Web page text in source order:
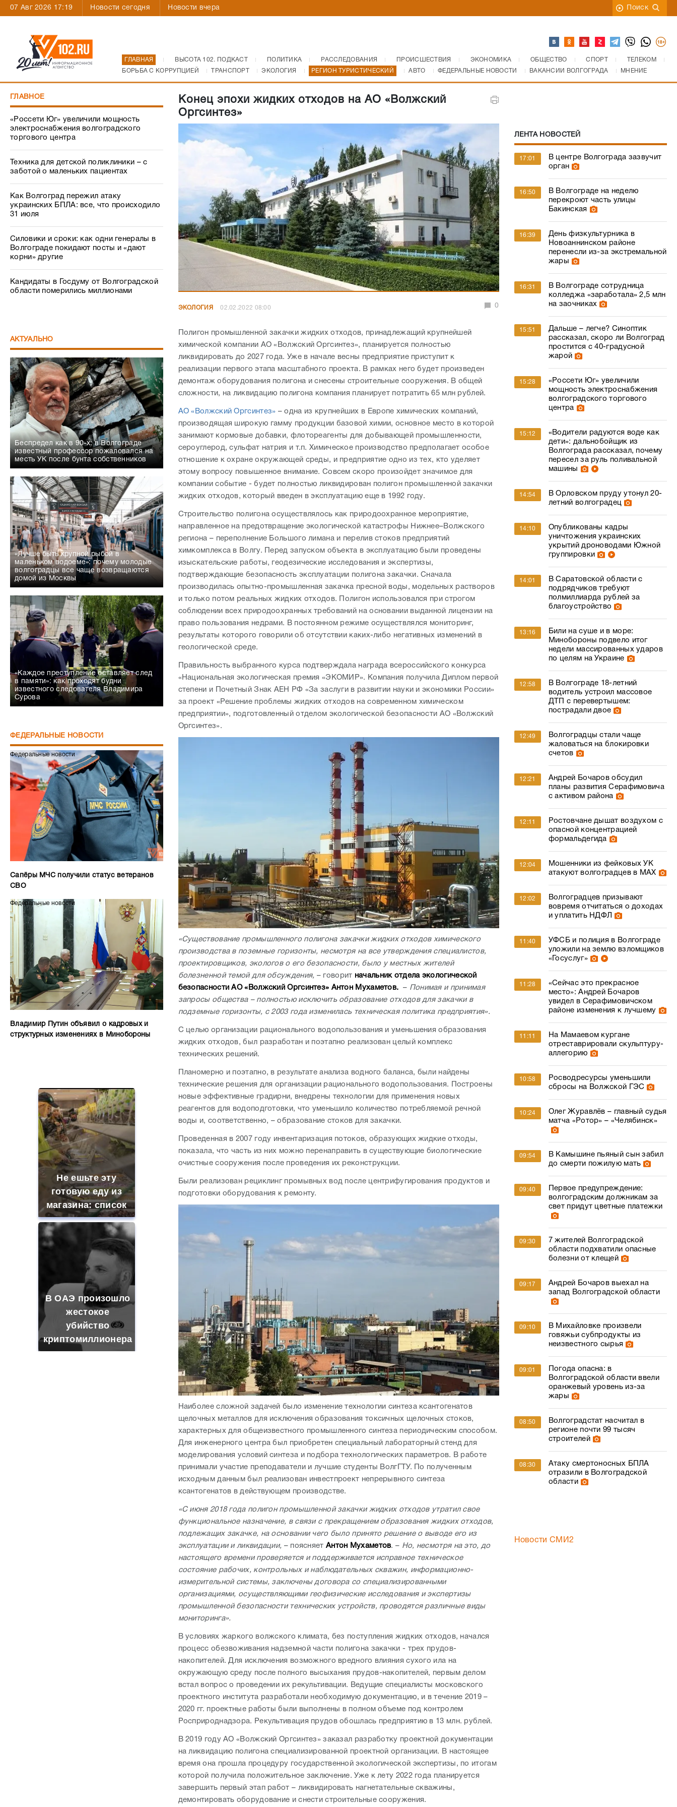
07 Авг 2026 17:19 Новости сегодня Новости вчера Поиск
ГЛАВНАЯ ВЫСОТА 102. ПОДКАСТ ПОЛИТИКА РАССЛЕДОВАНИЯ ПРОИСШЕСТВИЯ ЭКОНОМИКА ОБЩЕСТВО СПОРТ
ТЕЛЕКОМ
БОРЬБА С КОРРУПЦИЕЙ
ТРАНСПОРТ ЭКОЛОГИЯ РЕГИОН ТУРИСТИЧЕСКИЙ АВТО ФЕДЕРАЛЬНЫЕ НОВОСТИ ВАКАНСИИ ВОЛГОГРАДА МНЕНИЕ
ГЛАВНОЕ
«Россети Юг» увеличили мощность
электроснабжения волгоградского
торгового центра
Техника для детской поликлиники – с
заботой о маленьких пациентах
Как Волгоград пережил атаку
украинских БПЛА: все, что происходило
31 июля
Силовики и сроки: как одни генералы в
Волгограде покидают посты и «дают
корни» другие
Кандидаты в Госдуму от Волгоградской
области померились миллионами
АКТУАЛЬНО
Беспредел как в 90-х: в Волгограде
известный профессор пожаловался на
месть УК после бунта собственников
«Лучше быть крупной рыбой в
маленьком водоеме»: почему молодые
волгоградцы все чаще возвращаются
домой из Москвы
«Каждое преступление оставляет след
в памяти»: как проходят будни
известного следователя Владимира
Сурова
ФЕДЕРАЛЬНЫЕ НОВОСТИ
Федеральные новости
Сапёры МЧС получили статус ветеранов
СВО
Федеральные новости
Владимир Путин объявил о кадровых и
структурных изменениях в Минобороны
Не ешьте эту
готовую еду из
магазина: список
В ОАЭ произошло
жестокое
убийство
криптомиллионера
Конец эпохи жидких отходов на АО «Волжский
Оргсинтез»
ЭКОЛОГИЯ 02.02.2022 08:00 0
Полигон промышленной закачки жидких отходов, принадлежащий крупнейшей
химической компании АО «Волжский Оргсинтез», планируется полностью
ликвидировать до 2027 года. Уже в начале весны предприятие приступит к
реализации первого этапа масштабного проекта. В рамках него будет произведен
демонтаж оборудования полигона и снесены строительные сооружения. В общей
сложности, на ликвидацию полигона компания планирует потратить 65 млн рублей.
АО «Волжский Оргсинтез» – одна из крупнейших в Европе химических компаний,
производящая широкую гамму продукции базовой химии, основное место в которой
занимают кормовые добавки, флотореагенты для добывающей промышленности,
сероуглерод, сульфат натрия и т.п. Химическое производство предполагает особое
отношение к охране окружающей среды, и предприятие одно из тех, кто уделяет
этому вопросу повышенное внимание. Совсем скоро произойдет значимое для
компании событие - будет полностью ликвидирован полигон промышленной закачки
жидких отходов, который введен в эксплуатацию еще в 1992 году.
Строительство полигона осуществлялось как природоохранное мероприятие,
направленное на предотвращение экологической катастрофы Нижнее–Волжского
региона – переполнение Большого лимана и перелив стоков предприятий
химкомплекса в Волгу. Перед запуском объекта в эксплуатацию были проведены
изыскательские работы, геодезические исследования и экспертизы,
подтверждающие безопасность эксплуатации полигона закачки. Сначала
производилась опытно-промышленная закачка пресной воды, модельных растворов
и только потом реальных жидких отходов. Полигон использовался при строгом
соблюдении всех природоохранных требований на основании выданной лицензии на
право пользования недрами. В постоянном режиме осуществлялся мониторинг,
результаты которого говорили об отсутствии каких-либо негативных изменений в
геологической среде.
Правильность выбранного курса подтверждала награда всероссийского конкурса
«Национальная экологическая премия «ЭКОМИР». Компания получила Диплом первой
степени и Почетный Знак АЕН РФ «За заслуги в развитии науки и экономики России»
за проект «Решение проблемы жидких отходов на современном химическом
предприятии», подготовленный отделом экологической безопасности АО «Волжский
Оргсинтез».
«Существование промышленного полигона закачки жидких отходов химического
производства в поземные горизонты, несмотря на все утверждения специалистов,
проектировщиков, экологов о его безопасности, было у местных жителей
болезненной темой для обсуждения, – говорит начальник отдела экологической
безопасности АО «Волжский Оргсинтез» Антон Мухаметов. – Понимая и принимая
запросы общества – полностью исключить образование отходов для закачки в
подземные горизонты, с 2003 года изменилась техническая политика предприятия».
С целью организации рационального водопользования и уменьшения образования
жидких отходов, был разработан и поэтапно реализован целый комплекс
технических решений.
Планомерно и поэтапно, в результате анализа водного баланса, были найдены
технические решения для организации рационального водопользования. Построены
новые эффективные градирни, внедрены технологии для применения новых
реагентов для водоподготовки, что уменьшило количество потребляемой речной
воды и, соответственно, – образование стоков для закачки.
Проведенная в 2007 году инвентаризация потоков, образующих жидкие отходы,
показала, что часть из них можно перенаправить в существующие биологические
очистные сооружения после проведения их реконструкции.
Были реализован рециклинг промывных вод после центрифугирования продуктов и
подготовки оборудования к ремонту.
Наиболее сложной задачей было изменение технологии синтеза ксантогенатов
щелочных металлов для исключения образования токсичных щелочных стоков,
характерных для общеизвестного промышленного синтеза периодическим способом.
Для инженерного центра был приобретен специальный лабораторный стенд для
моделирования условий синтеза и подбора технологических параметров. В работе
принимали участие преподаватели и лучшие студенты ВолгГТУ. По полученным
исходным данным был реализован инвестпроект непрерывного синтеза
ксантогенатов в действующем производстве.
«С июня 2018 года полигон промышленной закачки жидких отходов утратил свое
функциональное назначение, в связи с прекращением образования жидких отходов,
подлежащих закачке, на основании чего было принято решение о выводе его из
эксплуатации и ликвидации, – поясняет Антон Мухаметов. – Но, несмотря на это, до
настоящего времени проверяется и поддерживается исправное техническое
состояние рабочих, контрольных и наблюдательных скважин, информационно-
измерительной системы, заключены договора со специализированными
организациями, осуществляющими геофизические исследования и экспертизы
промышленной безопасности технических устройств, проводятся различные виды
мониторинга».
В условиях жаркого волжского климата, без поступления жидких отходов, начался
процесс обезвоживания надземной части полигона закачки - трех прудов-
накопителей. Для исключения возможного вредного влияния сухого ила на
окружающую среду после полного высыхания прудов-накопителей, первым делом
встал вопрос о проведении их рекультивации. Ведущие специалисты московского
проектного института разработали необходимую документацию, и в течение 2019 –
2020 гг. проектные работы были выполнены в полном объеме под контролем
Росприроднадзора. Рекультивация прудов обошлась предприятию в 13 млн. рублей.
В 2019 году АО «Волжский Оргсинтез» заказал разработку проектной документации
на ликвидацию полигона специализированной проектной организации. В настоящее
время она прошла процедуру государственной экологической экспертизы, по итогам
которой получила положительное заключение. Уже к лету 2022 года планируется
завершить первый этап работ – ликвидировать нагнетательные скважины,
демонтировать оборудование и снести строительные сооружения.
ЛЕНТА НОВОСТЕЙ
17:01
В центре Волгограда зазвучит
орган
16:50
В Волгограде на неделю
перекроют часть улицы
Бакинская
16:39
День физкультурника в
Новоаннинском районе
перенесли из-за экстремальной
жары
16:31
В Волгограде сотрудница
колледжа «заработала» 2,5 млн
на заочниках
15:51
Дальше – легче? Синоптик
рассказал, скоро ли Волгоград
простится с 40-градусной
жарой
15:28
«Россети Юг» увеличили
мощность электроснабжения
волгоградского торгового
центра
15:12
«Водители радуются воде как
дети»: дальнобойщик из
Волгограда рассказал, почему
пересел за руль поливальной
машины
14:54
В Орловском пруду утонул 20-
летний волгоградец
14:10
Опубликованы кадры
уничтожения украинских
укрытий дроноводами Южной
группировки
14:01
В Саратовской области с
подрядчиков требуют
полмиллиарда рублей за
благоустройство
13:16
Били на суше и в море:
Минобороны подвело итог
недели массированных ударов
по целям на Украине
12:58
В Волгограде 18-летний
водитель устроил массовое
ДТП с перевертышем:
пострадали двое
12:49
Волгоградцы стали чаще
жаловаться на блокировки
счетов
12:21
Андрей Бочаров обсудил
планы развития Серафимовича
с активом района
12:11
Ростовчане дышат воздухом с
опасной концентрацией
формальдегида
12:04
Мошенники из фейковых УК
атакуют волгоградцев в МАХ
12:02
Волгоградцев призывают
вовремя отчитаться о доходах
и уплатить НДФЛ
11:40
УФСБ и полиция в Волгограде
уложили на землю взломщиков
«Госуслуг»
11:28
«Сейчас это прекрасное
место»: Андрей Бочаров
увидел в Серафимовичском
районе изменения к лучшему
11:11
На Мамаевом кургане
отреставрировали скульптуру-
аллегорию
10:58
Росводресурсы уменьшили
сбросы на Волжской ГЭС
10:24
Олег Журавлёв – главный судья
матча «Ротор» – «Челябинск»
09:54
В Камышине пьяный сын забил
до смерти пожилую мать
09:40
Первое предупреждение:
волгоградским должникам за
свет придут цветные платежки
09:30
7 жителей Волгоградской
области подхватили опасные
болезни от клещей
09:17
Андрей Бочаров выехал на
запад Волгоградской области
09:10
В Михайловке произвели
говяжьи субпродукты из
неизвестного сырья
09:01
Погода опасна: в
Волгоградской области ввели
оранжевый уровень из-за
жары
08:50
Волгоградстат насчитал в
регионе почти 99 тысяч
строителей
08:30
Атаку смертоносных БПЛА
отразили в Волгоградской
области
Новости СМИ2